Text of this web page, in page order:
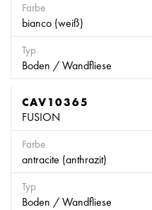
Farbe
bianco (weiß)
Typ
Boden / Wandfliese
CAV10365
FUSION
Farbe
antracite (anthrazit)
Typ
Boden / Wandfliese